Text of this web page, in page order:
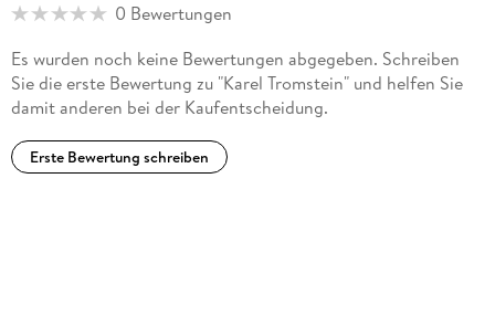
0 Bewertungen
Es wurden noch keine Bewertungen abgegeben. Schreiben
Sie die erste Bewertung zu "Karel Tromstein" und helfen Sie
damit anderen bei der Kaufentscheidung.
Erste Bewertung schreiben